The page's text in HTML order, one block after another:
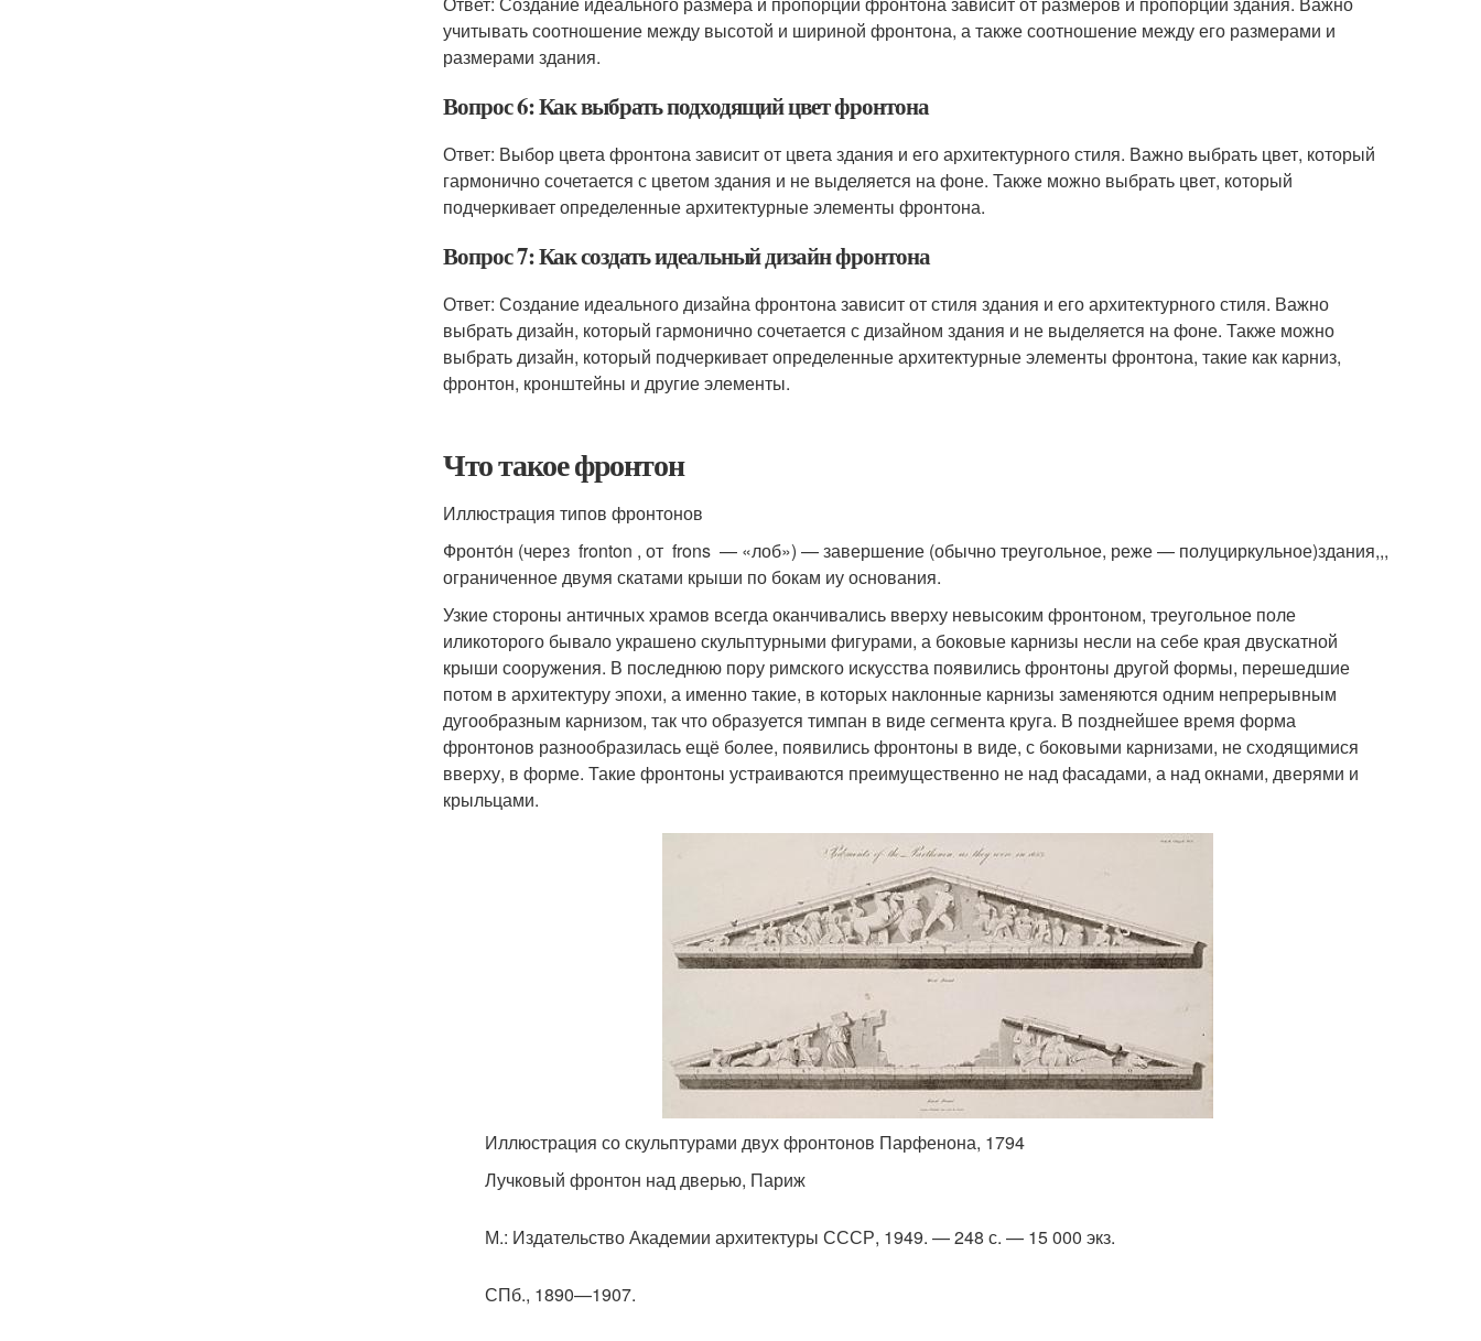
учитывать соотношение между высотой и шириной фронтона, а также соотношение между его размерами и
размерами здания.
Вопрос 6: Как выбрать подходящий цвет фронтона
Ответ: Выбор цвета фронтона зависит от цвета здания и его архитектурного стиля. Важно выбрать цвет, который
гармонично сочетается с цветом здания и не выделяется на фоне. Также можно выбрать цвет, который
подчеркивает определенные архитектурные элементы фронтона.
Вопрос 7: Как создать идеальный дизайн фронтона
Ответ: Создание идеального дизайна фронтона зависит от стиля здания и его архитектурного стиля. Важно
выбрать дизайн, который гармонично сочетается с дизайном здания и не выделяется на фоне. Также можно
выбрать дизайн, который подчеркивает определенные архитектурные элементы фронтона, такие как карниз,
фронтон, кронштейны и другие элементы.
Что такое фронтон
Иллюстрация типов фронтонов
Фронто́н (через fronton , от frons — «лоб») — завершение (обычно треугольное, реже — полуциркульное)здания,,,
ограниченное двумя скатами крыши по бокам иу основания.
Узкие стороны античных храмов всегда оканчивались вверху невысоким фронтоном, треугольное поле
иликоторого бывало украшено скульптурными фигурами, а боковые карнизы несли на себе края двускатной
крыши сооружения. В последнюю пору римского искусства появились фронтоны другой формы, перешедшие
потом в архитектуру эпохи, а именно такие, в которых наклонные карнизы заменяются одним непрерывным
дугообразным карнизом, так что образуется тимпан в виде сегмента круга. В позднейшее время форма
фронтонов разнообразилась ещё более, появились фронтоны в виде, с боковыми карнизами, не сходящимися
вверху, в форме. Такие фронтоны устраиваются преимущественно не над фасадами, а над окнами, дверями и
крыльцами.
Иллюстрация со скульптурами двух фронтонов Парфенона, 1794
Лучковый фронтон над дверью, Париж
М.: Издательство Академии архитектуры СССР, 1949. — 248 с. — 15 000 экз.
СПб., 1890—1907.